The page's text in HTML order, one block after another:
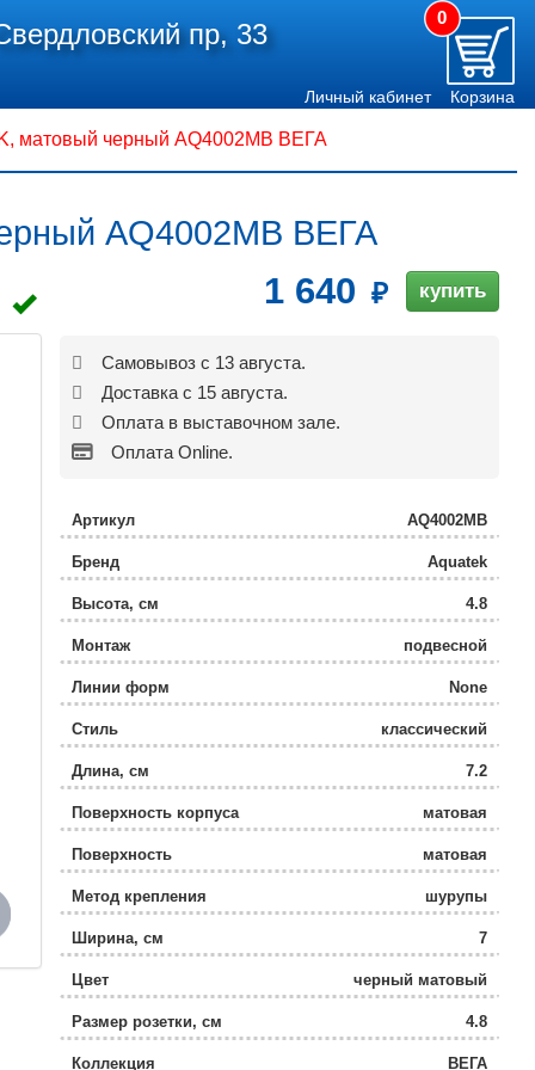
пр, 33
0
Личный кабинет Корзина
матовый черный AQ4002MB ВЕГА
AQ4002MB ВЕГА
1 640 купить
Самовывоз с 13 августа.
Доставка с 15 августа.
Оплата в выставочном зале.
Оплата Online.
Артикул AQ4002MB
Бренд Aquatek
Высота, см 4.8
Монтаж подвесной
Линии форм None
Стиль классический
Длина, см 7.2
Поверхность корпуса матовая
Поверхность матовая
Метод крепления шурупы
Ширина, см 7
Цвет черный матовый
Размер розетки, см 4.8
Коллекция ВЕГА